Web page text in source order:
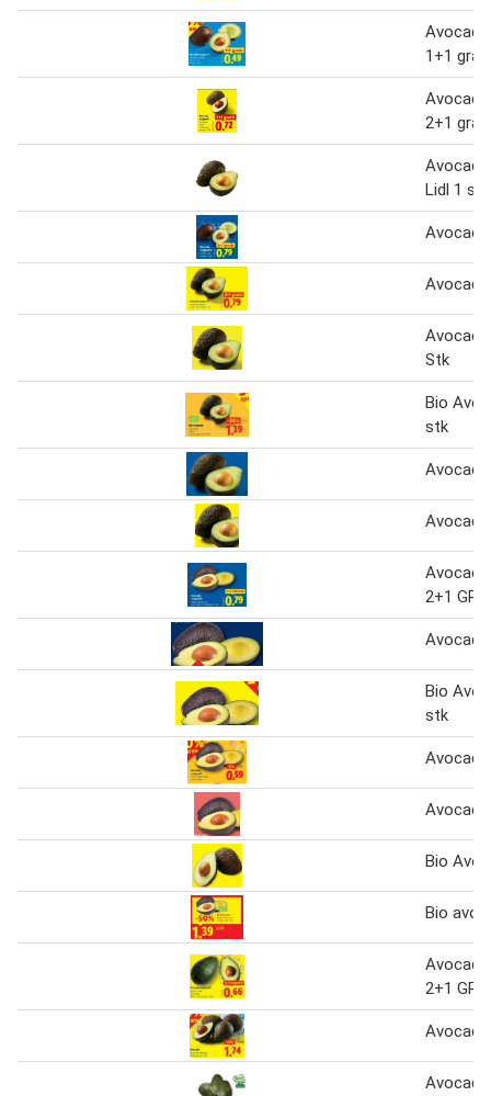
1+1
2+1
Lidl 1
Stk
Bio
stk
2+1
Bio
stk
Avocado
Bio
Bio
2+1